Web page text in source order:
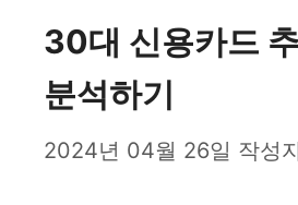
30대 신용카드
분석하기
2024년 04월 26일 작성